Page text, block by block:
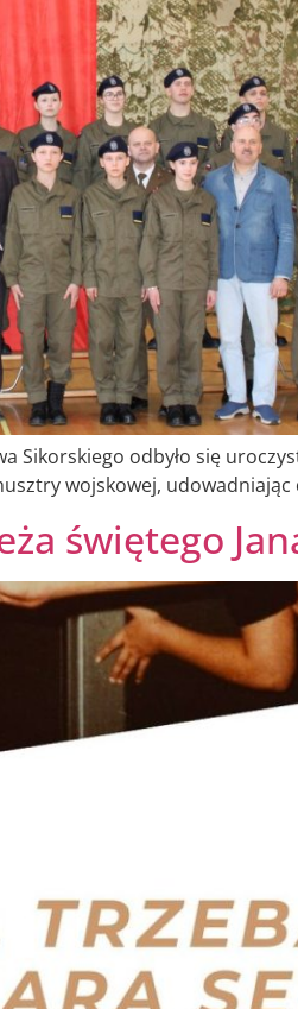
Sikorskiego odbyło się
wojskowej,
świętego